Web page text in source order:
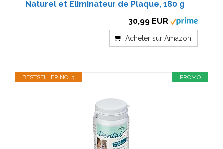
Naturel et Éliminateur de Plaque, 180 g
30,99 EUR
Acheter sur Amazon
PROMO
BESTSELLER NO. 3